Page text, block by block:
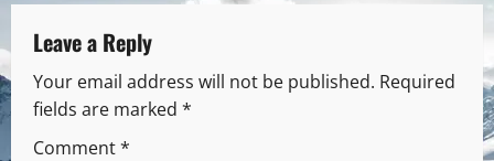
Leave a Reply
Your email address will not be published. Required
fields are marked *
Comment*